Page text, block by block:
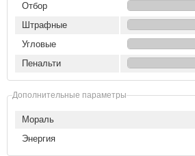
Отбор
Штрафные
Угловые
Пенальти
Дополнительные параметры
Мораль
Энергия